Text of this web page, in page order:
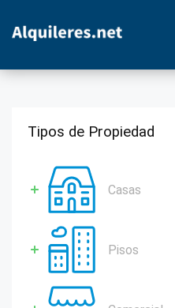
Tipos de Propiedad
Casas
Pisos